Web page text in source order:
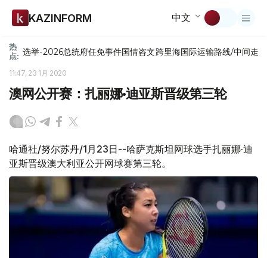
KAZINFORM 中文
热
点: 选举-2026总统府任免事件国情咨文跨里海国际运输路线/中间走廊
11:47, 23 1月 2020
澳网公开赛：扎丽娜•迪亚斯晋级第三轮
哈通社/努尔苏丹/1月23日--哈萨克斯坦网球选手扎丽娜·迪
亚斯晋级澳大利亚公开网球赛第三轮。